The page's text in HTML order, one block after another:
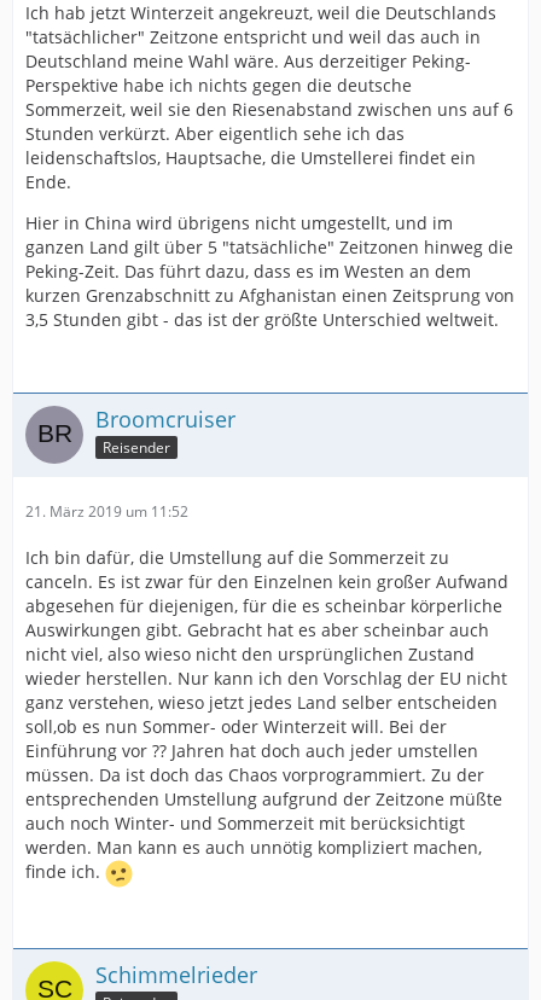
Ich hab jetzt Winterzeit angekreuzt, weil die Deutschlands
"tatsächlicher" Zeitzone entspricht und weil das auch in
Deutschland meine Wahl wäre. Aus derzeitiger Peking-
Perspektive habe ich nichts gegen die deutsche
Sommerzeit, weil sie den Riesenabstand zwischen uns auf 6
Stunden verkürzt. Aber eigentlich sehe ich das
leidenschaftslos, Hauptsache, die Umstellerei findet ein
Ende.
Hier in China wird übrigens nicht umgestellt, und im
ganzen Land gilt über 5 "tatsächliche" Zeitzonen hinweg die
Peking-Zeit. Das führt dazu, dass es im Westen an dem
kurzen Grenzabschnitt zu Afghanistan einen Zeitsprung von
3,5 Stunden gibt - das ist der größte Unterschied weltweit.
Broomcruiser
Reisender
21. März 2019 um 11:52
Ich bin dafür, die Umstellung auf die Sommerzeit zu
canceln. Es ist zwar für den Einzelnen kein großer Aufwand
abgesehen für diejenigen, für die es scheinbar körperliche
Auswirkungen gibt. Gebracht hat es aber scheinbar auch
nicht viel, also wieso nicht den ursprünglichen Zustand
wieder herstellen. Nur kann ich den Vorschlag der EU nicht
ganz verstehen, wieso jetzt jedes Land selber entscheiden
soll,ob es nun Sommer- oder Winterzeit will. Bei der
Einführung vor ?? Jahren hat doch auch jeder umstellen
müssen. Da ist doch das Chaos vorprogrammiert. Zu der
entsprechenden Umstellung aufgrund der Zeitzone müßte
auch noch Winter- und Sommerzeit mit berücksichtigt
werden. Man kann es auch unnötig kompliziert machen,
finde ich.
Schimmelrieder